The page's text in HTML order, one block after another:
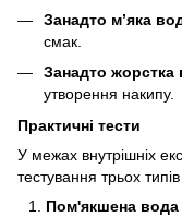
Занадто м’яка
смак.
Занадто жорстка
утворення накипу.
Практичні тести
У межах внутрішніх
тестування трьох
Пом'якшена вода